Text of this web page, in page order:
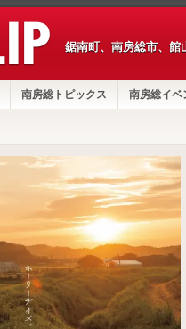
鋸南町、南房総市、館
南房総トピックス 南房総イベ